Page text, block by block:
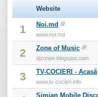
Website
1 Noi.md
www.noi.md
2 Zone of Music
djzonee.blogspot.com
3 TV-COCIERI - Acasă
www.tv-cocieri.info
Simian Mobile